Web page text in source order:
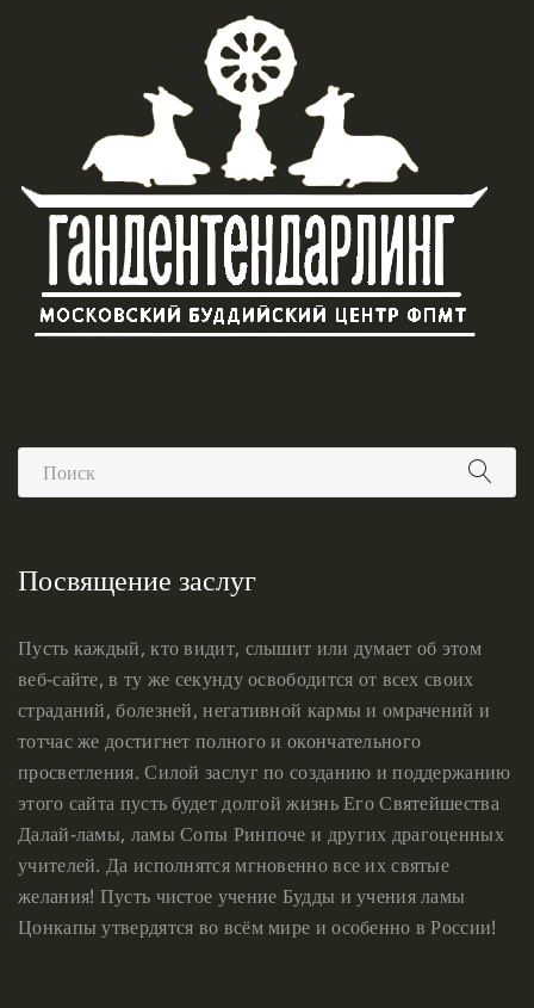
Посвящение заслуг
Пусть каждый, кто видит, слышит или думает об этом
веб-сайте, в ту же секунду освободится от всех своих
страданий, болезней, негативной кармы и омрачений и
тотчас же достигнет полного и окончательного
просветления. Силой заслуг по созданию и поддержанию
этого сайта пусть будет долгой жизнь Его Святейшества
Далай-ламы, ламы Сопы Ринпоче и других драгоценных
учителей. Да исполнятся мгновенно все их святые
желания! Пусть чистое учение Будды и учения ламы
Цонкапы утвердятся во всём мире и особенно в России!